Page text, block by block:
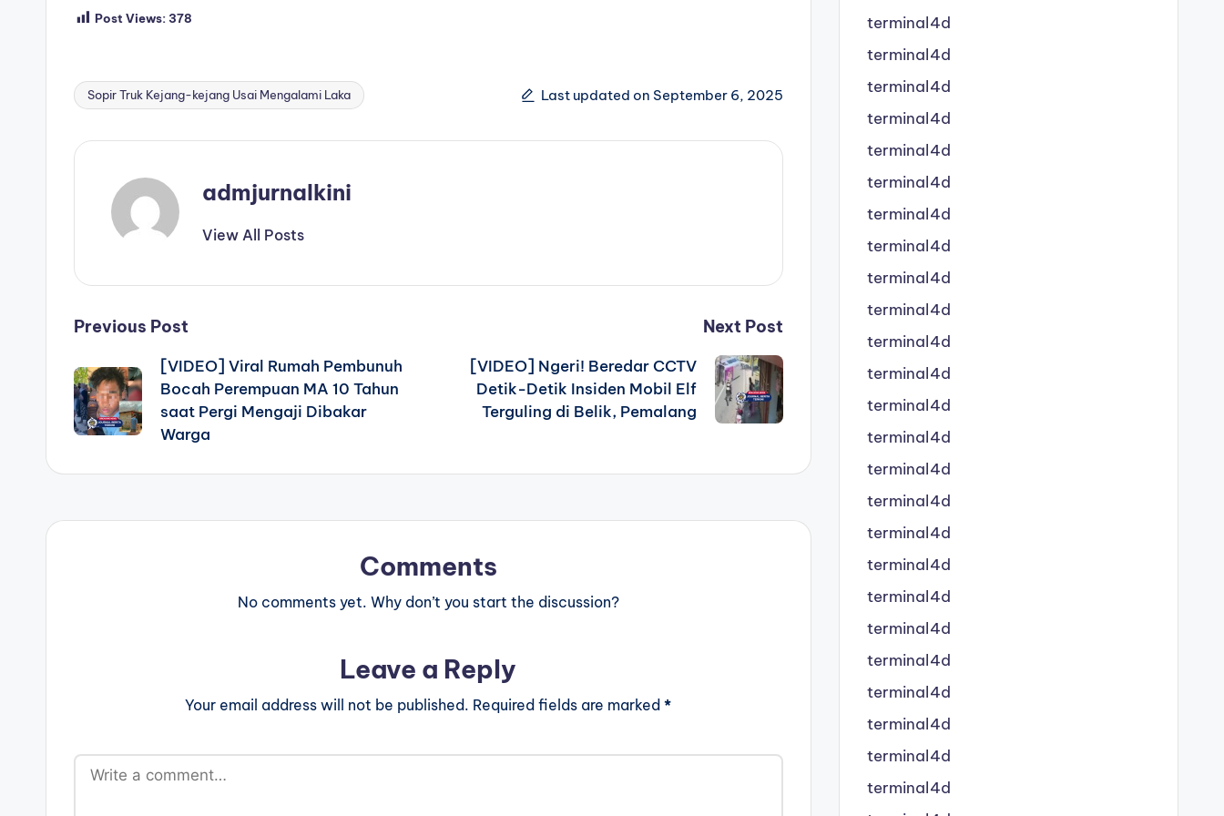
Post Views: 378
Tags:
Sopir Truk Kejang-kejang Usai Mengalami Laka Last updated on September 6, 2025
admjurnalkini
View All Posts
Post
navigation
Previous Post
[VIDEO] Viral Rumah Pembunuh
Bocah Perempuan MA 10 Tahun
saat Pergi Mengaji Dibakar
Warga
Next Post
[VIDEO] Ngeri! Beredar CCTV
Detik-Detik Insiden Mobil Elf
Terguling di Belik, Pemalang
Comments
No comments yet. Why don’t you start the discussion?
Leave a Reply
Your email address will not be published. Required fields are marked*
terminal4d
terminal4d
terminal4d
terminal4d
terminal4d
terminal4d
terminal4d
terminal4d
terminal4d
terminal4d
terminal4d
terminal4d
terminal4d
terminal4d
terminal4d
terminal4d
terminal4d
terminal4d
terminal4d
terminal4d
terminal4d
terminal4d
terminal4d
terminal4d
terminal4d